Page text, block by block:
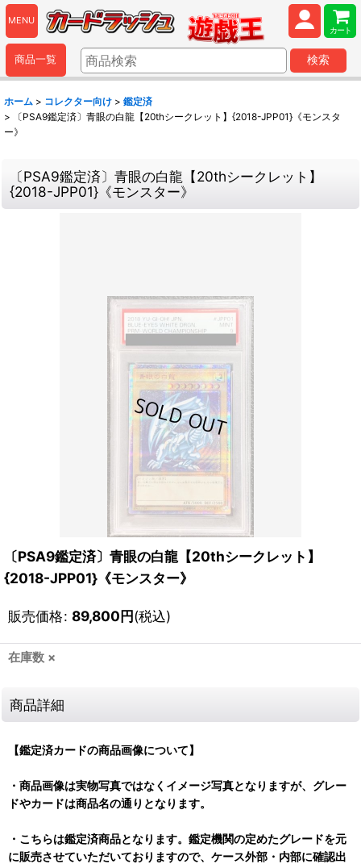
MENU
カート
商品一覧 検索
ホーム > コレクター向け > 鑑定済
>
〔PSA9鑑定済〕青眼の白龍【20thシークレット】{2018-JPP01}《モンスタ
ー》
〔PSA9鑑定済〕青眼の白龍【20thシークレット】
{2018-JPP01}《モンスター》
〔PSA9鑑定済〕青眼の白龍【20thシークレット】
{2018-JPP01}《モンスター》
販売価格: 89,800円(税込)
在庫数 ×
商品詳細
【鑑定済カードの商品画像について】
・商品画像は実物写真ではなくイメージ写真となりますが、グレー
ドやカードは商品名の通りとなります。
・こちらは鑑定済商品となります。鑑定機関の定めたグレードを元
に販売させていただいておりますので、ケース外部・内部に確認出